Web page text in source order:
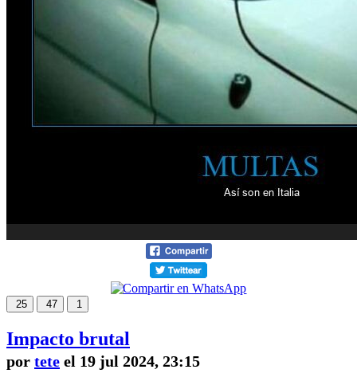
25 47 1
Impacto brutal
por tete el 19 jul 2024, 23:15